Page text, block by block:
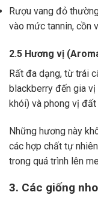
Rượu vang đỏ
vào mức tannin, cồn
2.5 Hương vị
Rất đa dạng, từ trái
blackberry đến gia
khói) và phong vị đất
Những hương này
các hợp chất tự
trong quá trình lên
3. Các giống